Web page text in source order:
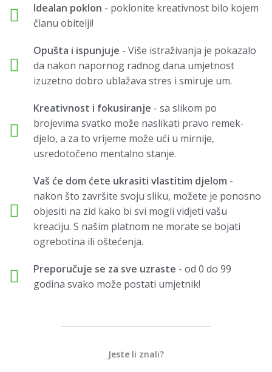
Idealan poklon - poklonite kreativnost bilo kojem
članu obitelji!
Opušta i ispunjuje - Više istraživanja je pokazalo
da nakon napornog radnog dana umjetnost
izuzetno dobro ublažava stres i smiruje um.
Kreativnost i fokusiranje - sa slikom po
brojevima svatko može naslikati pravo remek-
djelo, a za to vrijeme može ući u mirnije,
usredotočeno mentalno stanje.
Vaš će dom ćete ukrasiti vlastitim djelom -
nakon što završite svoju sliku, možete je ponosno
objesiti na zid kako bi svi mogli vidjeti vašu
kreaciju. S našim platnom ne morate se bojati
ogrebotina ili oštećenja.
Preporučuje se za sve uzraste - od 0 do 99
godina svako može postati umjetnik!
Jeste li znali?